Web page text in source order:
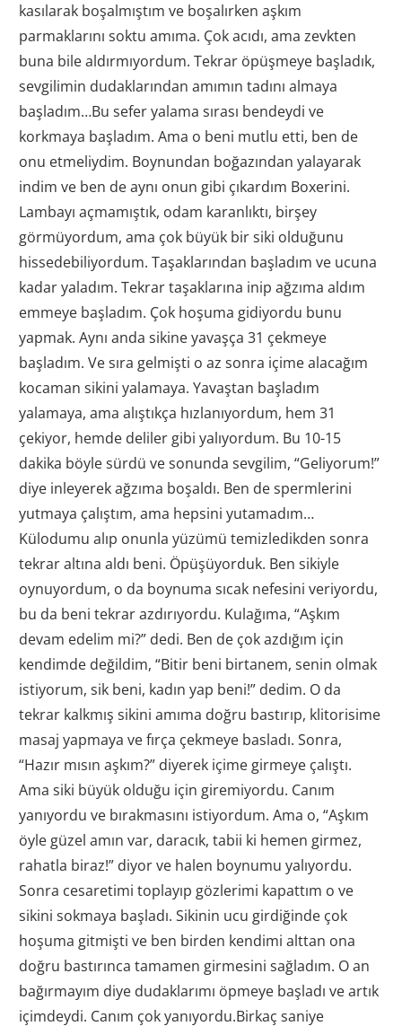
kasılarak boşalmıştım ve boşalırken aşkım
parmaklarını soktu amıma. Çok acıdı, ama zevkten
buna bile aldırmıyordum. Tekrar öpüşmeye başladık,
sevgilimin dudaklarından amımın tadını almaya
başladım…Bu sefer yalama sırası bendeydi ve
korkmaya başladım. Ama o beni mutlu etti, ben de
onu etmeliydim. Boynundan boğazından yalayarak
indim ve ben de aynı onun gibi çıkardım Boxerini.
Lambayı açmamıştık, odam karanlıktı, birşey
görmüyordum, ama çok büyük bir siki olduğunu
hissedebiliyordum. Taşaklarından başladım ve ucuna
kadar yaladım. Tekrar taşaklarına inip ağzıma aldım
emmeye başladım. Çok hoşuma gidiyordu bunu
yapmak. Aynı anda sikine yavaşça 31 çekmeye
başladım. Ve sıra gelmişti o az sonra içime alacağım
kocaman sikini yalamaya. Yavaştan başladım
yalamaya, ama alıştıkça hızlanıyordum, hem 31
çekiyor, hemde deliler gibi yalıyordum. Bu 10-15
dakika böyle sürdü ve sonunda sevgilim, “Geliyorum!”
diye inleyerek ağzıma boşaldı. Ben de spermlerini
yutmaya çalıştım, ama hepsini yutamadım…
Külodumu alıp onunla yüzümü temizledikden sonra
tekrar altına aldı beni. Öpüşüyorduk. Ben sikiyle
oynuyordum, o da boynuma sıcak nefesini veriyordu,
bu da beni tekrar azdırıyordu. Kulağıma, “Aşkım
devam edelim mi?” dedi. Ben de çok azdığım için
kendimde değildim, “Bitir beni birtanem, senin olmak
istiyorum, sik beni, kadın yap beni!” dedim. O da
tekrar kalkmış sikini amıma doğru bastırıp, klitorisime
masaj yapmaya ve fırça çekmeye basladı. Sonra,
“Hazır mısın aşkım?” diyerek içime girmeye çalıştı.
Ama siki büyük olduğu için giremiyordu. Canım
yanıyordu ve bırakmasını istiyordum. Ama o, “Aşkım
öyle güzel amın var, daracık, tabii ki hemen girmez,
rahatla biraz!” diyor ve halen boynumu yalıyordu.
Sonra cesaretimi toplayıp gözlerimi kapattım o ve
sikini sokmaya başladı. Sikinin ucu girdiğinde çok
hoşuma gitmişti ve ben birden kendimi alttan ona
doğru bastırınca tamamen girmesini sağladım. O an
bağırmayım diye dudaklarımı öpmeye başladı ve artık
içimdeydi. Canım çok yanıyordu.Birkaç saniye